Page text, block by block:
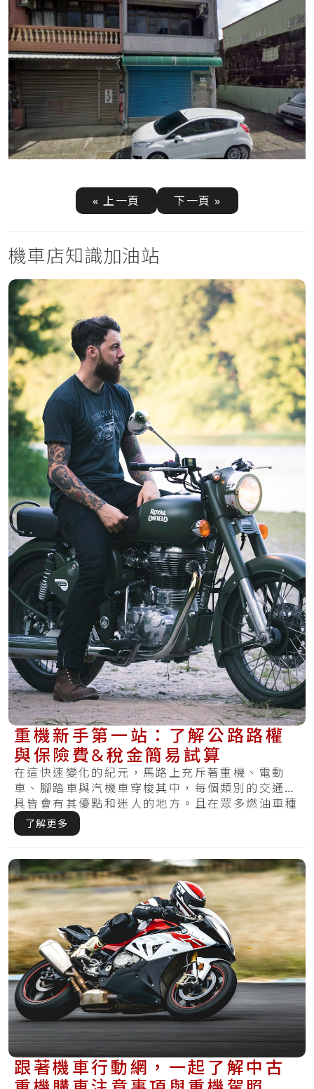
« 上一頁 下一頁 »
機車店知識加油站
重機新手第一站：了解公路路權
與保險費&稅金簡易試算
在這快速變化的紀元，馬路上充斥著重機、電動
車、腳踏車與汽機車穿梭其中，每個類別的交通工
具皆會有其優點和迷人的地方。且在眾多燃油車種
當中，.....
了解更多
跟著機車行動網，一起了解中古